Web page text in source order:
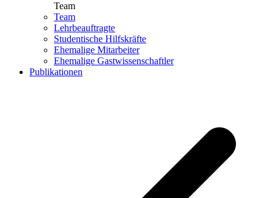
Team
Team
Lehrbeauftragte
Studentische Hilfskräfte
Ehemalige Mitarbeiter
Ehemalige Gastwissenschaftler
Publikationen